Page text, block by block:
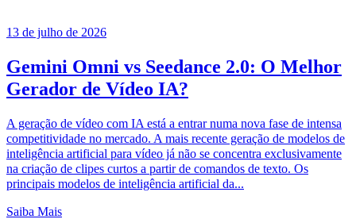
13 de julho de 2026
Gemini Omni vs Seedance 2.0: O Melhor
Gerador de Vídeo IA?
A geração de vídeo com IA está a entrar numa nova fase de intensa
competitividade no mercado. A mais recente geração de modelos de
inteligência artificial para vídeo já não se concentra exclusivamente
na criação de clipes curtos a partir de comandos de texto. Os
principais modelos de inteligência artificial da...
Saiba Mais